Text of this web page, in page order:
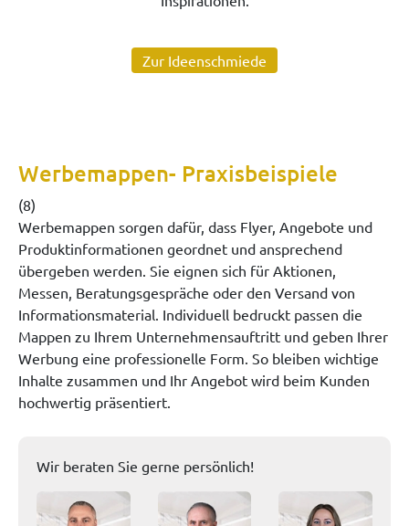
Zur Ideenschmiede
Werbemappen- Praxisbeispiele
(8)
Werbemappen sorgen dafür, dass Flyer, Angebote und
Produktinformationen geordnet und ansprechend
übergeben werden. Sie eignen sich für Aktionen,
Messen, Beratungsgespräche oder den Versand von
Informationsmaterial. Individuell bedruckt passen die
Mappen zu Ihrem Unternehmensauftritt und geben Ihrer
Werbung eine professionelle Form. So bleiben wichtige
Inhalte zusammen und Ihr Angebot wird beim Kunden
hochwertig präsentiert.
Wir beraten Sie gerne persönlich!